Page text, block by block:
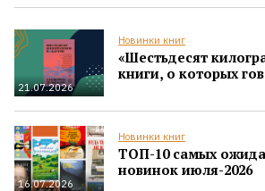
21.07.2026
Новинки книг
«Шестьдесят
книги, о которых
16.07.2026
Новинки книг
ТОП-10 самых
новинок июля-2026